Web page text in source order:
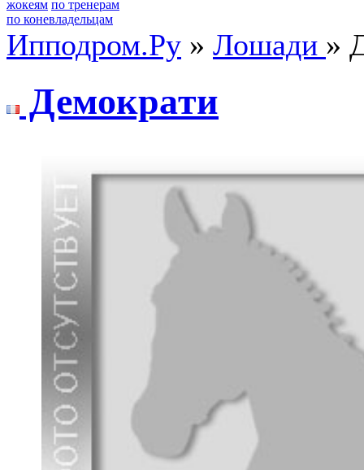
жокеям по тренерам
по коневладельцам
Ипподром.Ру » Лошади »
Демoкpaти